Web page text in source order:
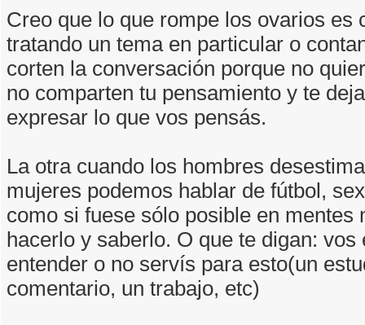
Creo que lo que rompe los ovarios es
tratando un tema en particular o
corten la conversación porque no
no comparten tu pensamiento y te
expresar lo que vos pensás.
La otra cuando los hombres
mujeres podemos hablar de fútbol,
como si fuese sólo posible en mentes
hacerlo y saberlo. O que te digan: vos
entender o no servís para esto(un
comentario, un trabajo, etc)